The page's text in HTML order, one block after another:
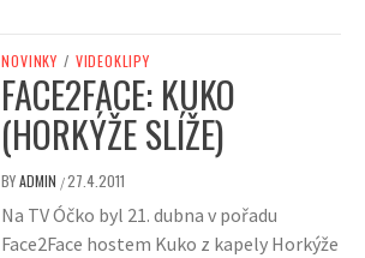
NOVINKY / VIDEOKLIPY
FACE2FACE: KUKO
(HORKÝŽE SLÍŽE)
BYADMIN /27.4.2011
Na TV Óčko byl 21. dubna v pořadu
Face2Face hostem Kuko z kapely Horkýže